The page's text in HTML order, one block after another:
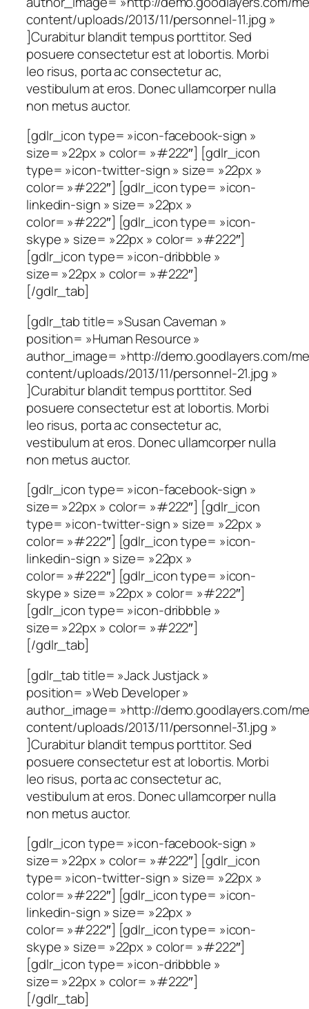
content/uploads/2013/11/personnel-11.jpg »
]Curabitur blandit tempus porttitor. Sed
posuere consectetur est at lobortis. Morbi
leo risus, porta ac consectetur ac,
vestibulum at eros. Donec ullamcorper nulla
non metus auctor.
[gdlr_icon type= »icon-facebook-sign »
size= »22px » color= »#222″] [gdlr_icon
type= »icon-twitter-sign » size= »22px »
color= »#222″] [gdlr_icon type= »icon-
linkedin-sign » size= »22px »
color= »#222″] [gdlr_icon type= »icon-
skype » size= »22px » color= »#222″]
[gdlr_icon type= »icon-dribbble »
size= »22px » color= »#222″]
[/gdlr_tab]
[gdlr_tab title= »Susan Caveman »
position= »Human Resource »
author_image= »http://demo.goodlayers.com/
content/uploads/2013/11/personnel-21.jpg »
]Curabitur blandit tempus porttitor. Sed
posuere consectetur est at lobortis. Morbi
leo risus, porta ac consectetur ac,
vestibulum at eros. Donec ullamcorper nulla
non metus auctor.
[gdlr_icon type= »icon-facebook-sign »
size= »22px » color= »#222″] [gdlr_icon
type= »icon-twitter-sign » size= »22px »
color= »#222″] [gdlr_icon type= »icon-
linkedin-sign » size= »22px »
color= »#222″] [gdlr_icon type= »icon-
skype » size= »22px » color= »#222″]
[gdlr_icon type= »icon-dribbble »
size= »22px » color= »#222″]
[/gdlr_tab]
[gdlr_tab title= »Jack Justjack »
position= »Web Developer »
author_image= »http://demo.goodlayers.com/
content/uploads/2013/11/personnel-31.jpg »
]Curabitur blandit tempus porttitor. Sed
posuere consectetur est at lobortis. Morbi
leo risus, porta ac consectetur ac,
vestibulum at eros. Donec ullamcorper nulla
non metus auctor.
[gdlr_icon type= »icon-facebook-sign »
size= »22px » color= »#222″] [gdlr_icon
type= »icon-twitter-sign » size= »22px »
color= »#222″] [gdlr_icon type= »icon-
linkedin-sign » size= »22px »
color= »#222″] [gdlr_icon type= »icon-
skype » size= »22px » color= »#222″]
[gdlr_icon type= »icon-dribbble »
size= »22px » color= »#222″]
[/gdlr_tab]